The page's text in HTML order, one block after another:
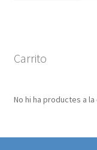
Carrito
No hi ha productes a